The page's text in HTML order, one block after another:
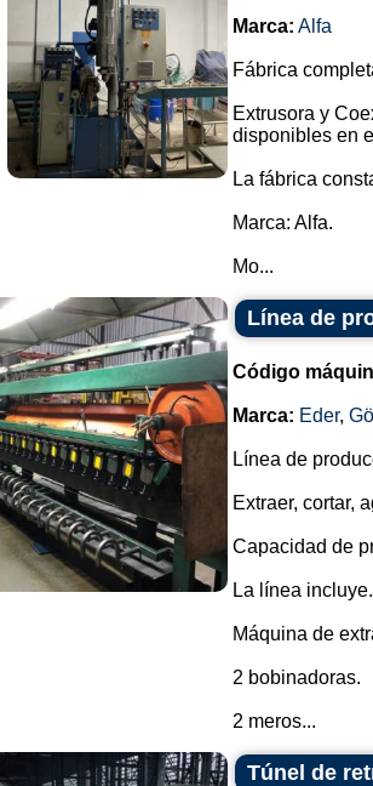
Marca: Alfa
Fábrica
Extrusora y
disponibles en
La fábrica
Marca: Alfa.
Mo...
Línea de
Código
Marca: Eder,
Línea de
Extraer, cortar,
Capacidad de
La línea incluye.
Máquina de
2 bobinadoras.
2 meros...
Túnel de